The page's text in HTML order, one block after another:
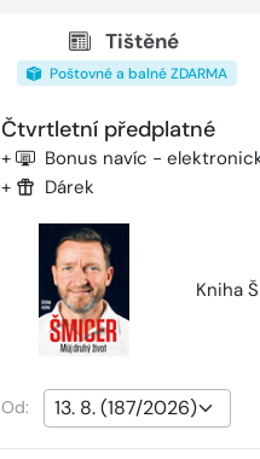
Tištěné
Poštovné a balné ZDARMA
Čtvrtletní předplatné
+ Bonus navíc -
+ Dárek
Kniha
Od: